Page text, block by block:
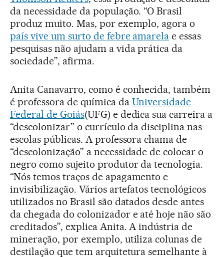
da necessidade da população. “O Brasil
produz muito. Mas, por exemplo, agora o
país vive um surto de febre amarela e essas
pesquisas não ajudam a vida prática da
sociedade”, afirma.
Anita Canavarro, como é conhecida, também
é professora de química da Universidade
Federal de Goiás(UFG) e dedica sua carreira a
“descolonizar” o currículo da disciplina nas
escolas públicas. A professora chama de
“descolonização” a necessidade de colocar o
negro como sujeito produtor da tecnologia.
“Nós temos traços de apagamento e
invisibilização. Vários artefatos tecnológicos
utilizados no Brasil são datados desde antes
da chegada do colonizador e até hoje não são
creditados”, explica Anita. A indústria de
mineração, por exemplo, utiliza colunas de
destilação que tem arquitetura semelhante à